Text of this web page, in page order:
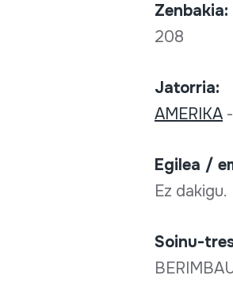
Zenbakia:
208
Jatorria:
AMERIKA-
Egilea /
Ez dakigu.
Soinu-